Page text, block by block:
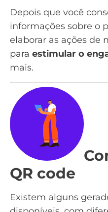
Depois que você
informações sobre o
elaborar as ações de
para estimular o
mais.
QR code
Existem alguns